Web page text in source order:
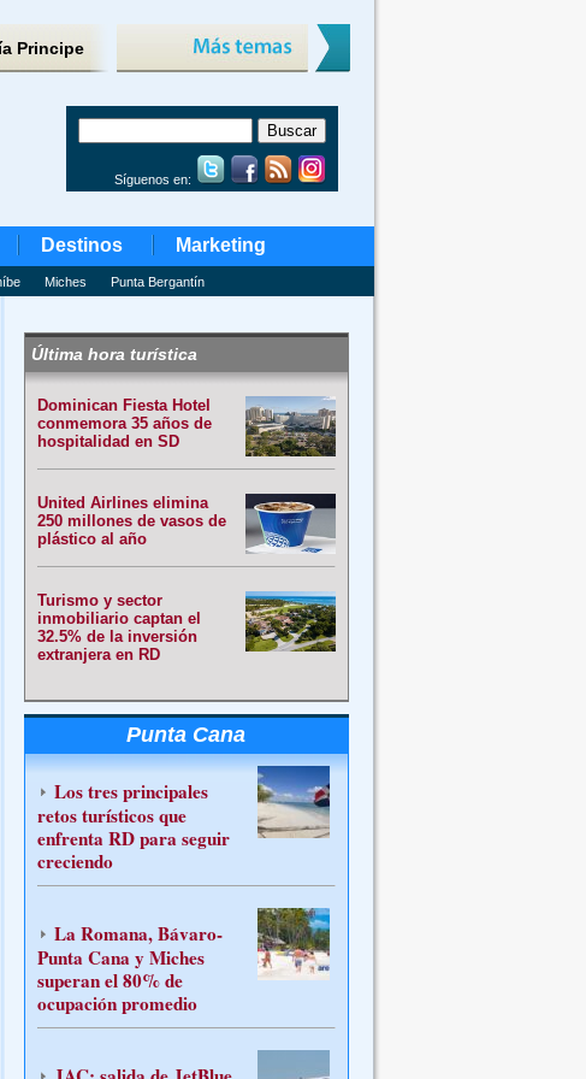
Principe
Síguenos en:
Destinos Marketing
Miches Punta Bergantín
Última hora turística
Dominican Fiesta Hotel
conmemora 35 años de
hospitalidad en SD
United Airlines elimina
250 millones de vasos de
plástico al año
Turismo y sector
inmobiliario captan el
32.5% de la inversión
extranjera en RD
Punta Cana
Los tres principales
retos turísticos que
enfrenta RD para seguir
creciendo
La Romana, Bávaro-
Punta Cana y Miches
superan el 80% de
ocupación promedio